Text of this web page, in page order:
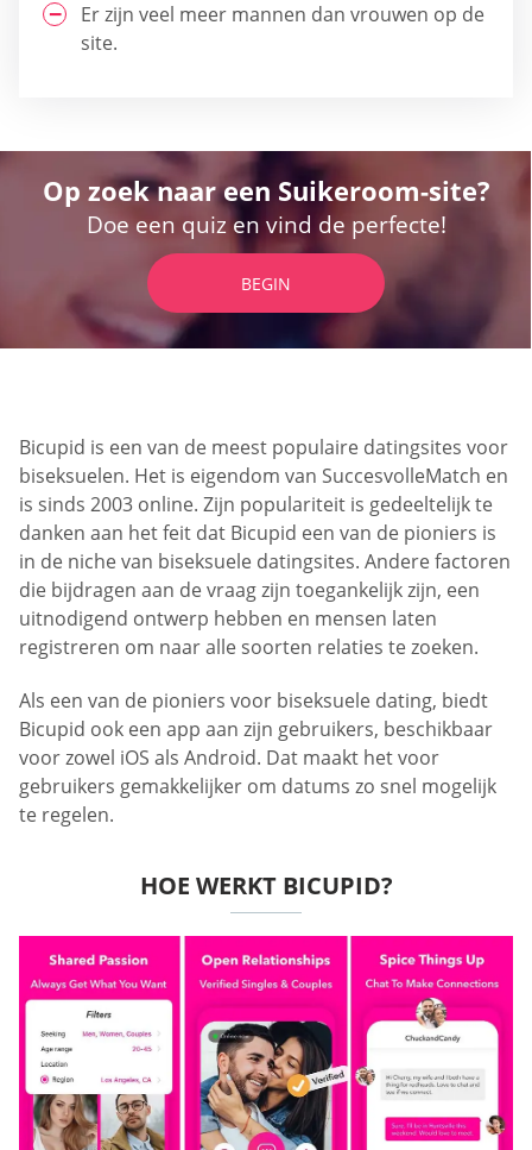
Er zijn veel meer mannen dan vrouwen op de
site.
Op zoek naar een Suikeroom-site?
Doe een quiz en vind de perfecte!
BEGIN
Bicupid is een van de meest populaire datingsites voor
biseksuelen. Het is eigendom van SuccesvolleMatch en
is sinds 2003 online. Zijn populariteit is gedeeltelijk te
danken aan het feit dat Bicupid een van de pioniers is
in de niche van biseksuele datingsites. Andere factoren
die bijdragen aan de vraag zijn toegankelijk zijn, een
uitnodigend ontwerp hebben en mensen laten
registreren om naar alle soorten relaties te zoeken.
Als een van de pioniers voor biseksuele dating, biedt
Bicupid ook een app aan zijn gebruikers, beschikbaar
voor zowel iOS als Android. Dat maakt het voor
gebruikers gemakkelijker om datums zo snel mogelijk
te regelen.
HOE WERKT BICUPID?